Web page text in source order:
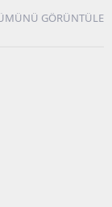
GÖRÜNTÜLE